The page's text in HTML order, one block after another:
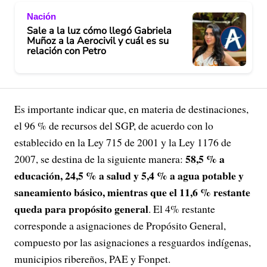
Nación
Sale a la luz cómo llegó Gabriela
Muñoz a la Aerocivil y cuál es su
relación con Petro
Es importante indicar que, en materia de destinaciones,
el 96 % de recursos del SGP, de acuerdo con lo
establecido en la Ley 715 de 2001 y la Ley 1176 de
2007, se destina de la siguiente manera: 58,5 % a
educación, 24,5 % a salud y 5,4 % a agua potable y
saneamiento básico, mientras que el 11,6 % restante
queda para propósito general. El 4% restante
corresponde a asignaciones de Propósito General,
compuesto por las asignaciones a resguardos indígenas,
municipios ribereños, PAE y Fonpet.